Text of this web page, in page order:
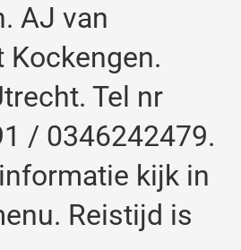
AJ van
Kockengen.
Tel nr
/ 0346242479.
kijk in
Reistijd is